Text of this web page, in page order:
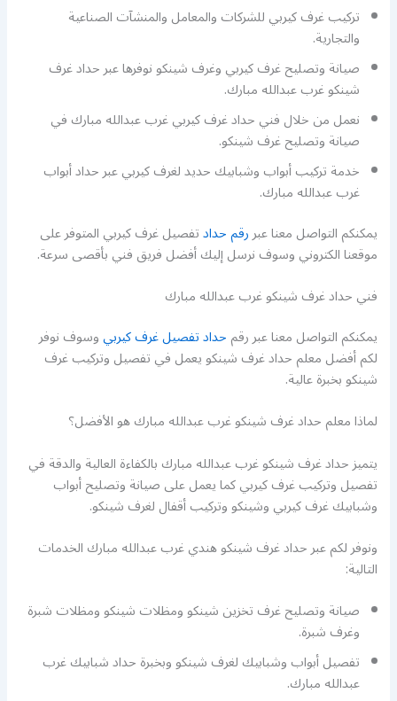
تركيب غرف كيربي للشركات والمعامل والمنشآت الصناعية
والتجارية.
صيانة وتصليح غرف كيربي وغرف شينكو نوفرها عبر حداد غرف
شينكو غرب عبدالله مبارك.
نعمل من خلال فني حداد غرف كيربي غرب عبدالله مبارك في
صيانة وتصليح غرف شينكو.
خدمة تركيب أبواب وشبابيك حديد لغرف كيربي عبر حداد أبواب
غرب عبدالله مبارك.
يمكنكم التواصل معنا عبررقم حدادتفصيل غرف كيربي المتوفر على
موقعنا الكتروني وسوف نرسل إليك أفضل فريق فني بأقصى سرعة.
فني حداد غرف شينكو غرب عبدالله مبارك
يمكنكم التواصل معنا عبر رقمحداد تفصيل غرف كيربيوسوف نوفر
لكم أفضل معلم حداد غرف شينكو يعمل في تفصيل وتركيب غرف
شينكو بخبرة عالية.
لماذا معلم حداد غرف شينكو غرب عبدالله مبارك هو الأفضل؟
يتميز حداد غرف شينكو غرب عبدالله مبارك بالكفاءة العالية والدقة في
تفصيل وتركيب غرف كيربي كما يعمل على صيانة وتصليح أبواب
وشبابيك غرف كيربي وشينكو وتركيب أقفال لغرف شينكو.
ونوفر لكم عبر حداد غرف شينكو هندي غرب عبدالله مبارك الخدمات
التالية:
صيانة وتصليح غرف تخزين شينكو ومظلات شينكو ومظلات شبرة
وغرف شبرة.
تفصيل أبواب وشبابيك لغرف شينكو وبخبرة حداد شبابيك غرب
عبدالله مبارك.